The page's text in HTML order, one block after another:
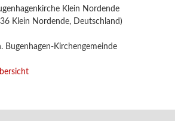
Klein Nordende
Klein Nordende, Deutschland)
Bugenhagen-Kirchengemeinde